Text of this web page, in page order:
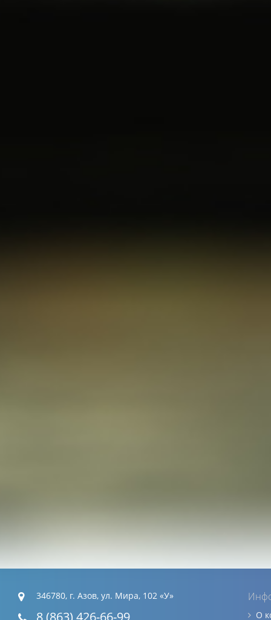
346780, г. Азов, ул. Мира, 102 «У»
8 (863) 426-66-99 О